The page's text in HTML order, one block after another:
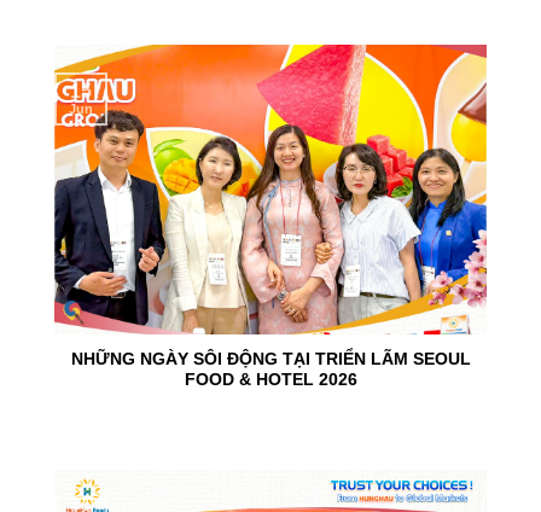
NHỮNG NGÀY SÔI ĐỘNG TẠI TRIỂN LÃM SEOUL
FOOD & HOTEL 2026
15
Jun